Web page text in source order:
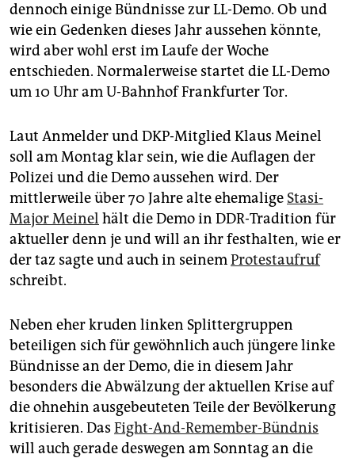
dennoch einige Bündnisse zur LL-Demo. Ob und
wie ein Gedenken dieses Jahr aussehen könnte,
wird aber wohl erst im Laufe der Woche
entschieden. Normalerweise startet die LL-Demo
um 10 Uhr am U-Bahnhof Frankfurter Tor.
Laut Anmelder und DKP-Mitglied Klaus Meinel
soll am Montag klar sein, wie die Auflagen der
Polizei und die Demo aussehen wird. Der
mittlerweile über 70 Jahre alte ehemalige Stasi-
Major Meinel hält die Demo in DDR-Tradition für
aktueller denn je und will an ihr festhalten, wie er
der taz sagte und auch in seinemProtestaufruf
schreibt.
Neben eher kruden linken Splittergruppen
beteiligen sich für gewöhnlich auch jüngere linke
Bündnisse an der Demo, die in diesem Jahr
besonders die Abwälzung der aktuellen Krise auf
die ohnehin ausgebeuteten Teile der Bevölkerung
kritisieren. Das Fight-And-Remember-Bündnis
will auch gerade deswegen am Sonntag an die